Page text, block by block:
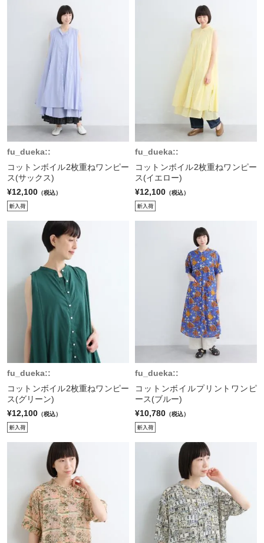
fu_dueka::
コットンボイル2枚重ねワンピー
ス(サックス)
¥12,100 （税込）
fu_dueka::
コットンボイル2枚重ねワンピー
ス(イエロー)
¥12,100 （税込）
fu_dueka::
コットンボイル2枚重ねワンピー
ス(グリーン)
¥12,100 （税込）
fu_dueka::
コットンボイルプリントワンピ
ース(ブルー)
¥10,780 （税込）